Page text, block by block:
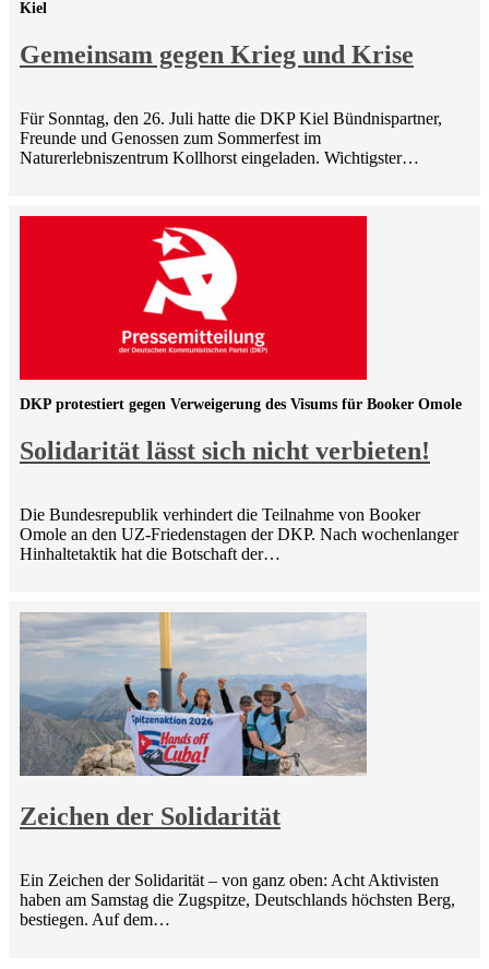
Gemeinsam gegen Krieg und Krise
Kiel
Für Sonntag, den 26. Juli hatte die DKP Kiel Bündnispartner,
Freunde und Genossen zum Sommerfest im
Naturerlebniszentrum Kollhorst eingeladen. Wichtigster…
Solidarität lässt sich nicht verbieten!
DKP protestiert gegen Verweigerung des Visums für Booker Omole
Die Bundesrepublik verhindert die Teilnahme von Booker
Omole an den UZ-Friedenstagen der DKP. Nach wochenlanger
Hinhaltetaktik hat die Botschaft der…
Zeichen der Solidarität
Ein Zeichen der Solidarität – von ganz oben: Acht Aktivisten
haben am Samstag die Zugspitze, Deutschlands höchsten Berg,
bestiegen. Auf dem…